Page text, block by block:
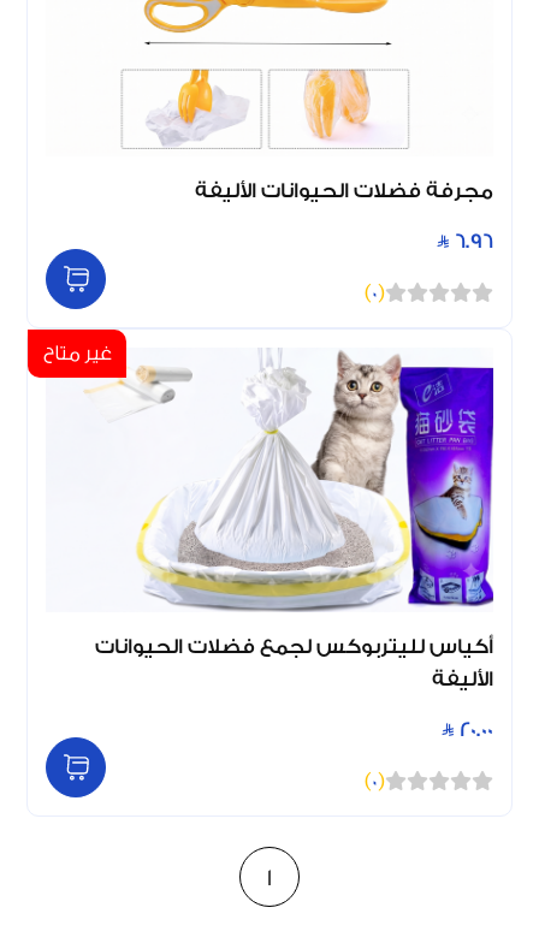
مجرفة فضلات الحيوانات الأليفة
6.96
(
0
)
غير متاح
أكياس لليتربوكس لجمع فضلات الحيوانات
الأليفة
20.00
(
0
)
1